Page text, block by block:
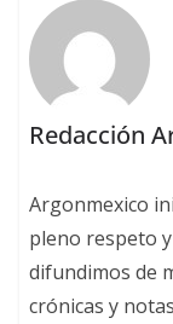
Redacción
Argonmexico
pleno respeto
difundimos de
crónicas y